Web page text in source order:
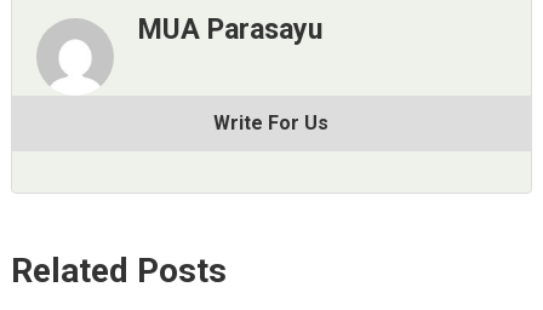
MUA Parasayu
Write For Us
Related Posts